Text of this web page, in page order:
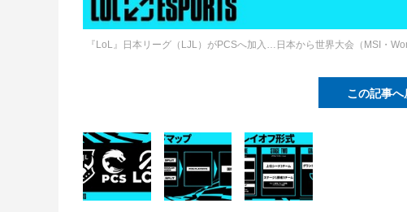
『LoL』日本リーグ（LJL）がPCSへ加入…日本から世界大会（MSI・
この記事へ